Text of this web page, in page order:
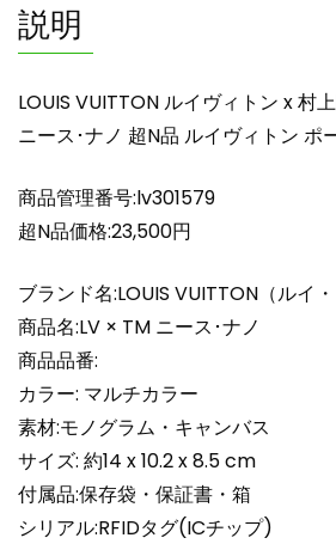
TM
ニ
ス･
ナ
超
N
ル
イ
ヴ
ィ
ト
ン
ポ
ー
チ
説明
LOUIS VUITTON ルイヴィトン x 村
ニース･ナノ 超N品 ルイヴィトン ポ
商品管理番号:lv301579
超N品価格:23,500円
ブランド名:LOUIS VUITTON（ルイ・
商品名:LV × TM ニース･ナノ
商品品番:
カラー: マルチカラー
素材:モノグラム・キャンバス
サイズ: 約14 x 10.2 x 8.5 cm
付属品:保存袋・保証書・箱
シリアル:RFIDタグ(ICチップ)